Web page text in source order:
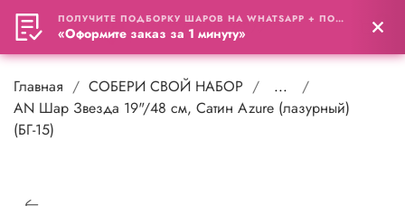
0
Главная СОБЕРИ СВОЙ НАБОР
...
АN Шар Звезда 19"/48 см, Сатин Azure (лазурный)
(БГ-15)
ПОЛУЧИТЕ ПОДБОРКУ ШАРОВ НА WHATSAPP + ПОДАРОК
«Оформите заказ за 1 минуту»